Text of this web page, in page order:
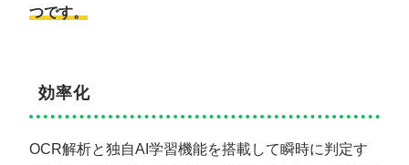
つです。
効率化
OCR解析と独自AI学習機能を搭載して瞬時に判定す